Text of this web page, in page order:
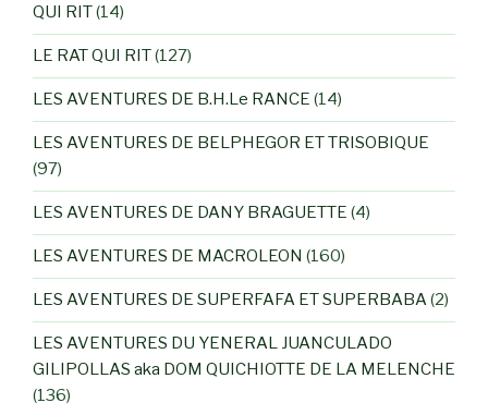
QUI RIT(14)
LE RAT QUI RIT(127)
LES AVENTURES DE B.H.Le RANCE (14)
LES AVENTURES DE BELPHEGOR ET TRISOBIQUE
(97)
LES AVENTURES DE DANY BRAGUETTE (4)
LES AVENTURES DE MACROLEON (160)
LES AVENTURES DE SUPERFAFA ET SUPERBABA(2)
LES AVENTURES DU YENERAL JUANCULADO
GILIPOLLAS aka DOM QUICHIOTTE DE LA MELENCHE
(136)